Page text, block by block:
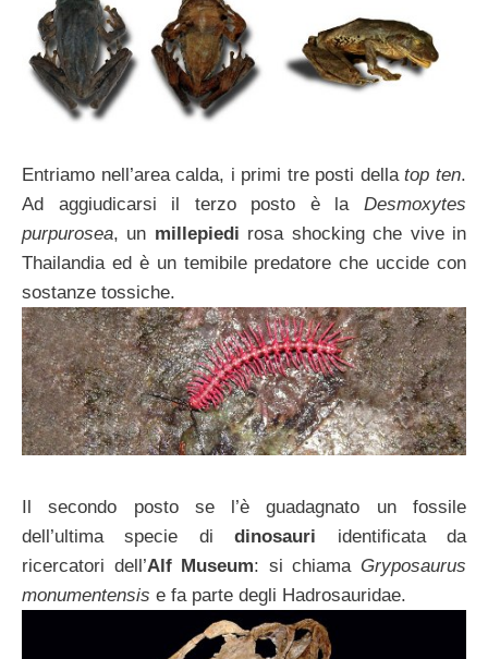
Entriamo nell’area calda, i primi tre posti dellatop ten.
Ad aggiudicarsi il terzo posto è la Desmoxytes
purpurosea, un millepiedi rosa shocking che vive in
Thailandia ed è un temibile predatore che uccide con
sostanze tossiche.
Il secondo posto se l’è guadagnato un fossile
dell’ultima specie didinosauri identificata da
ricercatori dell’Alf Museum: si chiamaGryposaurus
monumentensis e fa parte degli Hadrosauridae.